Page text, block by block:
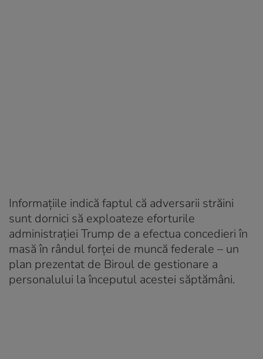
Informațiile indică faptul că adversarii străini
sunt dornici să exploateze eforturile
administrației Trump de a efectua concedieri în
masă în rândul forței de muncă federale – un
plan prezentat de Biroul de gestionare a
personalului la începutul acestei săptămâni.